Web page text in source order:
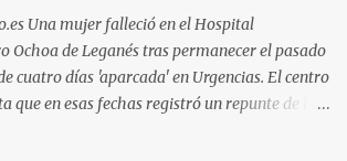
Una mujer falleció en el Hospital
Ochoa de Leganés tras permanecer el pasado
cuatro días 'aparcada' en Urgencias. El centro
que en esas fechas registró un repunte de las